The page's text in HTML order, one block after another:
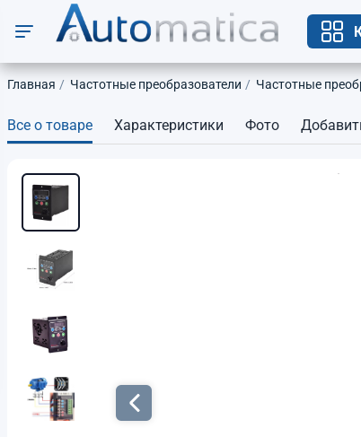
Главная Частотные преобразователи Частотные
Все о товаре Характеристики Фото